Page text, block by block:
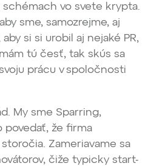
vo svete krypta.
sme, samozrejme, aj
si si urobil aj nejaké PR,
tú česť, tak skús sa
prácu v spoločnosti
My sme Sparring,
povedať, že firma
Zameriavame sa
čiže typicky start-